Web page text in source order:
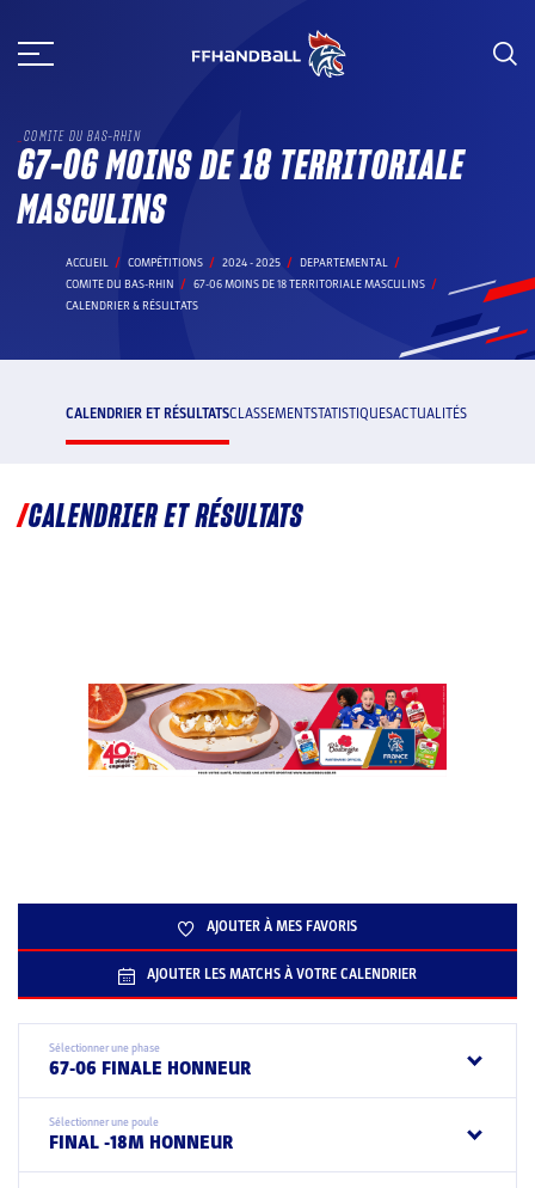
au
COMITE DU BAS-RHIN
67-06 MOINS DE 18 TERRITORIALE
MASCULINS
ACCUEIL COMPÉTITIONS 2024 - 2025
DEPARTEMENTAL
COMITE DU BAS-RHIN
67-06 MOINS DE 18 TERRITORIALE MASCULINS
CALENDRIER & RÉSULTATS
CALENDRIER ET RÉSULTATSCLASSEMENTSTATISTIQUESACTUALITÉS
CALENDRIER ET RÉSULTATS
AJOUTER À MES FAVORIS
AJOUTER LES MATCHS À VOTRE CALENDRIER
Sélectionner une phase
67-06 FINALE HONNEUR
Sélectionner une poule
FINAL -18M HONNEUR